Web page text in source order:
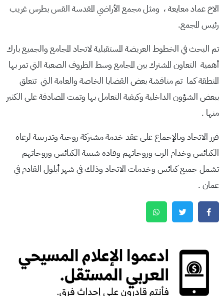
الاخ عماد معايعة ، ومثل مجمع الأراضي المقدسة القس بطرس غريب
رئيس المجمع.
تم البحث في الخطوط العريضة المستقبلية لاتحاد المجامع والجميع بارك
أهمية التعاون المشترك بين المجامع وسط الظروف الصعبة التي تمر بها
المنطقة كما تم مناقشة بعض القضايا الخاصة والعامة التي تتعلق
ببعض الشؤون الداخلية وكيفية التعامل بها وتمت المصادقة على الكثير
منها .
قرر الاتحاد وبالإجماع على عقد خدمة مشتركة روحية وتدريبية لرعاة
الكنائس وخدام الرب وزوجاتهم وقادة شبيبة الكنائس وزوجاتهم
تشمل جميع كنائس وخدمات الاتحاد وذلك في شهر أيلول القادم في
عمان .